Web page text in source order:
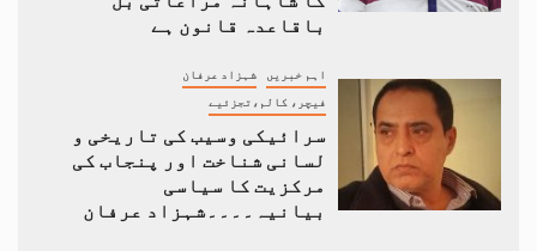
باقاعدہ قانون ہے
اہم خبریں شہزاد عرفان
فیچر، کالم،تجزئیے
سرائیکی وسیب کی تاریخی و
لسانی شناخت اور پنجاب کی
مرکزیت کا سیاسی
بیانیہ۔۔۔۔شہزاد عرفان